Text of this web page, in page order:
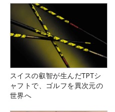
スイスの叡智が生んだTPTシ
ャフトで、ゴルフを異次元の
世界へ